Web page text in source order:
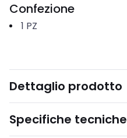
Confezione
1 PZ
Dettaglio prodotto
Specifiche tecniche